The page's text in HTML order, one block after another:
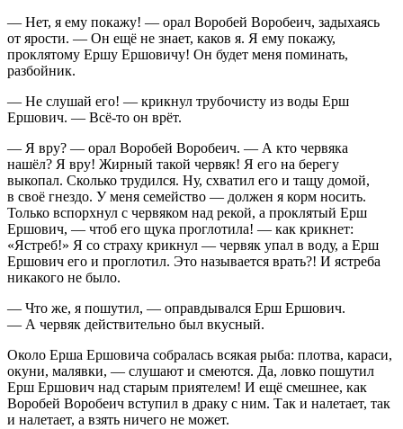
— Нет, я ему покажу! — орал Воробей Воробеич, задыхаясь
от ярости. — Он ещё не знает, каков я. Я ему покажу,
проклятому Ершу Ершовичу! Он будет меня поминать,
разбойник.
— Не слушай его! — крикнул трубочисту из воды Ерш
Ершович. — Всё-то он врёт.
— Я вру? — орал Воробей Воробеич. — А кто червяка
нашёл? Я вру! Жирный такой червяк! Я его на берегу
выкопал. Сколько трудился. Ну, схватил его и тащу домой,
в своё гнездо. У меня семейство — должен я корм носить.
Только вспорхнул с червяком над рекой, а проклятый Ерш
Ершович, — чтоб его щука проглотила! — как крикнет:
«Ястреб!» Я со страху крикнул — червяк упал в воду, а Ерш
Ершович его и проглотил. Это называется врать?! И ястреба
никакого не было.
— Что же, я пошутил, — оправдывался Ерш Ершович.
— А червяк действительно был вкусный.
Около Ерша Ершовича собралась всякая рыба: плотва, караси,
окуни, малявки, — слушают и смеются. Да, ловко пошутил
Ерш Ершович над старым приятелем! И ещё смешнее, как
Воробей Воробеич вступил в драку с ним. Так и налетает, так
и налетает, а взять ничего не может.